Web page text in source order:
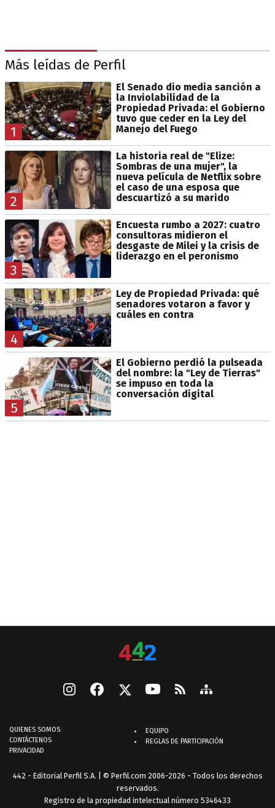
Más leídas de Perfil
1
El Senado dio media sanción a
la Inviolabilidad de la
Propiedad Privada: el Gobierno
tuvo que ceder en la Ley del
Manejo del Fuego
2
La historia real de "Elize:
Sombras de una mujer", la
nueva película de Netflix sobre
el caso de una esposa que
descuartizó a su marido
3
Encuesta rumbo a 2027: cuatro
consultoras midieron el
desgaste de Milei y la crisis de
liderazgo en el peronismo
4
Ley de Propiedad Privada: qué
senadores votaron a favor y
cuáles en contra
5
El Gobierno perdió la pulseada
del nombre: la "Ley de Tierras"
se impuso en toda la
conversación digital
QUIENES SOMOS
CONTÁCTENOS
PRIVACIDAD
EQUIPO
REGLAS DE PARTICIPACIÓN
442 - Editorial Perfil S.A. | © Perfil.com 2006-2026 - Todos los derechos
reservados.
Registro de la propiedad intelectual número 5346433